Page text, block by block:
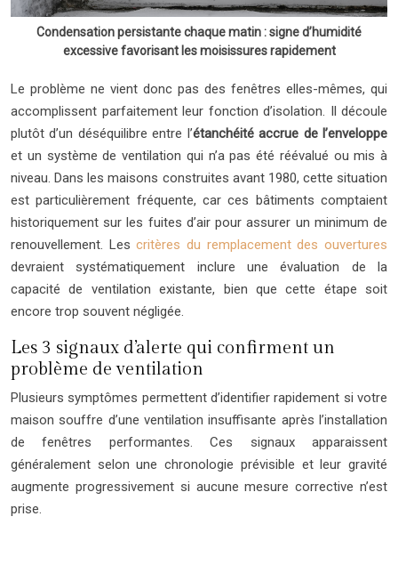
Condensation persistante chaque matin : signe d’humidité
excessive favorisant les moisissures rapidement
Le problème ne vient donc pas des fenêtres elles-mêmes, qui
accomplissent parfaitement leur fonction d’isolation. Il découle
plutôt d’un déséquilibre entre l’étanchéité accrue de l’enveloppe
et un système de ventilation qui n’a pas été réévalué ou mis à
niveau. Dans les maisons construites avant 1980, cette situation
est particulièrement fréquente, car ces bâtiments comptaient
historiquement sur les fuites d’air pour assurer un minimum de
renouvellement. Lescritères du remplacement des ouvertures
devraient systématiquement inclure une évaluation de la
capacité de ventilation existante, bien que cette étape soit
encore trop souvent négligée.
Les 3 signaux d’alerte qui confirment un
problème de ventilation
Plusieurs symptômes permettent d’identifier rapidement si votre
maison souffre d’une ventilation insuffisante après l’installation
de fenêtres performantes. Ces signaux apparaissent
généralement selon une chronologie prévisible et leur gravité
augmente progressivement si aucune mesure corrective n’est
prise.